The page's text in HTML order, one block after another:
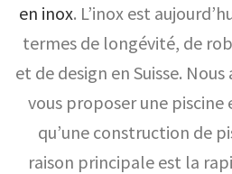
en inox. L’inox est
termes de longévité, de
et de design en Suisse.
vous proposer une piscine
qu’une construction de
raison principale est la